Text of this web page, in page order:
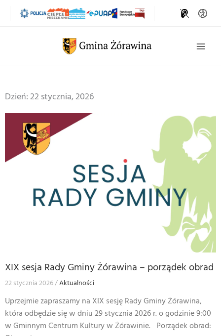
Dzień: 22 stycznia, 2026
XIX sesja Rady Gminy Żórawina – porządek obrad
22 stycznia 2026 Aktualności
Uprzejmie zapraszamy na XIX sesję Rady Gminy Żórawina,
która odbędzie się w dniu 29 stycznia 2026 r. o godzinie 9:00
w Gminnym Centrum Kultury w Żórawinie. Porządek obrad: